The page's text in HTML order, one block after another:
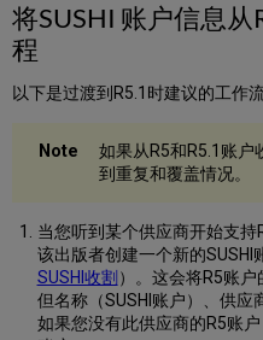
将SUSHI 账户信息
程
以下是过渡到R5.1时建议的工作流
如果从R5和R5.1账
到重复和覆盖情况。
当您听到某个供应商开始支持
该出版者创建一个新的SUSHI
SUSHI收割 ）。这会将R5账户
但名称（SUSHI账户）、供应
如果您没有此供应商的R5账